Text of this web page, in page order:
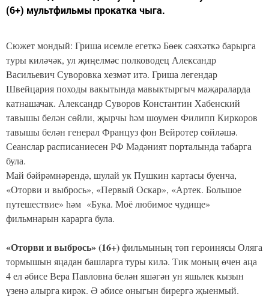
(6+) мультфильмы прокатка чыга.
Сюжет мондый: Гриша исемле егеткә Бөек сәяхәткә барырга
туры киләчәк, ул җиңелмәс полководец Александр
Васильевич Суворовка хезмәт итә. Гриша легендар
Швейцария походы вакытында мавыктыргыч маҗараларда
катнашачак. Александр Суворов Константин Хабенский
тавышы белән сөйли, җырчы һәм шоумен Филипп Киркоров
тавышы белән генерал Француз фон Вейротер сөйләшә.
Сеанслар расписаниесен РФ Мәдәният порталында табарга
була.
Май бәйрәмнәрендә, шулай ук Пушкин картасы буенча,
«Оторви и выбрось», «Первый Оскар», «Артек. Большое
путешествие» һәм «Бука. Моё любимое чудище»
фильмнарын карарга була.
«Оторви и выбрось» (16+)фильмының төп героинясы Оляга
тормышын яңадан башларга туры килә. Тик моның өчен аңа
4 ел әбисе Вера Павловна белән яшәгән ун яшьлек кызын
үзенә алырга кирәк. Ә әбисе оныгын бирергә җыенмый.